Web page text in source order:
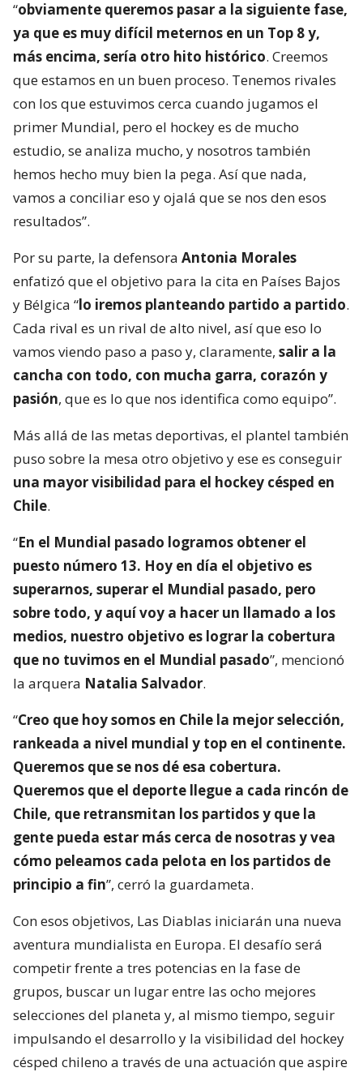
“obviamente queremos pasar a la siguiente fase,
ya que es muy difícil meternos en un Top 8 y,
más encima, sería otro hito histórico. Creemos
que estamos en un buen proceso. Tenemos rivales
con los que estuvimos cerca cuando jugamos el
primer Mundial, pero el hockey es de mucho
estudio, se analiza mucho, y nosotros también
hemos hecho muy bien la pega. Así que nada,
vamos a conciliar eso y ojalá que se nos den esos
resultados”.
Por su parte, la defensora Antonia Morales
enfatizó que el objetivo para la cita en Países Bajos
y Bélgica “lo iremos planteando partido a partido.
Cada rival es un rival de alto nivel, así que eso lo
vamos viendo paso a paso y, claramente, salir a la
cancha con todo, con mucha garra, corazón y
pasión, que es lo que nos identifica como equipo”.
Más allá de las metas deportivas, el plantel también
puso sobre la mesa otro objetivo y ese es conseguir
una mayor visibilidad para el hockey césped en
Chile.
“En el Mundial pasado logramos obtener el
puesto número 13. Hoy en día el objetivo es
superarnos, superar el Mundial pasado, pero
sobre todo, y aquí voy a hacer un llamado a los
medios, nuestro objetivo es lograr la cobertura
que no tuvimos en el Mundial pasado”, mencionó
la arquera Natalia Salvador.
“Creo que hoy somos en Chile la mejor selección,
rankeada a nivel mundial y top en el continente.
Queremos que se nos dé esa cobertura.
Queremos que el deporte llegue a cada rincón de
Chile, que retransmitan los partidos y que la
gente pueda estar más cerca de nosotras y vea
cómo peleamos cada pelota en los partidos de
principio a fin”, cerró la guardameta.
Con esos objetivos, Las Diablas iniciarán una nueva
aventura mundialista en Europa. El desafío será
competir frente a tres potencias en la fase de
grupos, buscar un lugar entre las ocho mejores
selecciones del planeta y, al mismo tiempo, seguir
impulsando el desarrollo y la visibilidad del hockey
césped chileno a través de una actuación que aspire